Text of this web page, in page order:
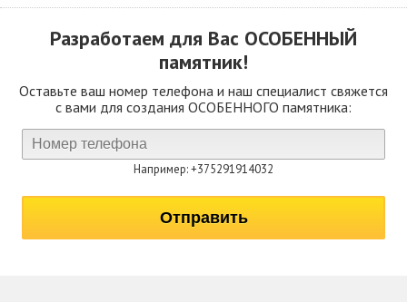
Разработаем для Вас ОСОБЕННЫЙ
памятник!
Оставьте ваш номер телефона и наш специалист свяжется
с вами для создания ОСОБЕННОГО памятника:
Например: +375291914032